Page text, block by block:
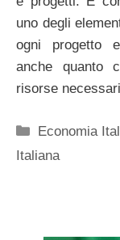
uno degli
ogni progetto
anche quanto
risorse
Categorie
Economia
Italiana